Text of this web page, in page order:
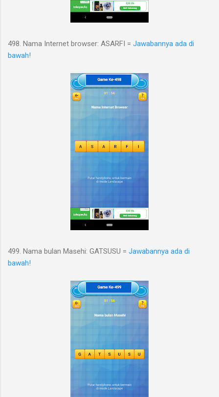
498. Nama Internet browser: ASARFI = Jawabannya ada di
bawah!
499. Nama bulan Masehi: GATSUSU = Jawabannya ada di
bawah!